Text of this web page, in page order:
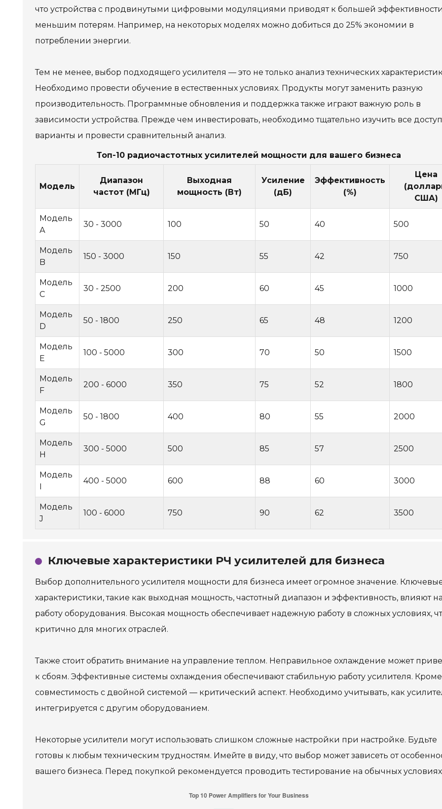
что устройства с продвинутыми цифровыми модуляциями приводят к большей
меньшим потерям. Например, на некоторых моделях можно добиться до 25% экономии в
потреблении энергии.
Тем не менее, выбор подходящего усилителя — это не только анализ технических
Необходимо провести обучение в естественных условиях. Продукты могут заменить разную
производительность. Программные обновления и поддержка также играют важную роль в
зависимости устройства. Прежде чем инвестировать, необходимо тщательно изучить все
варианты и провести сравнительный анализ.
Топ-10 радиочастотных усилителей мощности для вашего бизнеса
Модель
Диапазон
частот (МГц)
Выходная
мощность (Вт)
Усиление
(дБ)
Эффективность
(%)
Цена
США)
Модель
А
30 - 3000 100 50 40 500
Модель
B
150 - 3000 150 55 42 750
Модель
C
30 - 2500 200 60 45 1000
Модель
D
50 - 1800 250 65 48 1200
Модель
E
100 - 5000 300 70 50 1500
Модель
F
200 - 6000 350 75 52 1800
Модель
G
50 - 1800 400 80 55 2000
Модель
H
300 - 5000 500 85 57 2500
Модель
I
400 - 5000 600 88 60 3000
Модель
J
100 - 6000 750 90 62 3500
Ключевые характеристики РЧ усилителей для бизнеса
Выбор дополнительного усилителя мощности для бизнеса имеет огромное значение.
характеристики, такие как выходная мощность, частотный диапазон и эффективность, влияют
работу оборудования. Высокая мощность обеспечивает надежную работу в сложных условиях,
критично для многих отраслей.
Также стоит обратить внимание на управление теплом. Неправильное охлаждение может
к сбоям. Эффективные системы охлаждения обеспечивают стабильную работу усилителя. Кроме
совместимость с двойной системой — критический аспект. Необходимо учитывать, как
интегрируется с другим оборудованием.
Некоторые усилители могут использовать слишком сложные настройки при настройке. Будьте
готовы к любым техническим трудностям. Имейте в виду, что выбор может зависеть от
вашего бизнеса. Перед покупкой рекомендуется проводить тестирование на обычных